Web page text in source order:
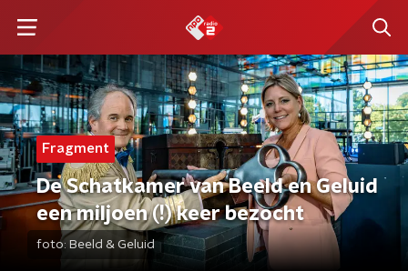
Fragment
De Schatkamer van Beeld en Geluid
een miljoen (!) keer bezocht
foto: Beeld & Geluid